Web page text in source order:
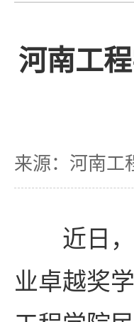
河南工
来源：河南工
近日
业卓越奖